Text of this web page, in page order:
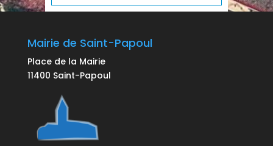
Mairie de Saint-Papoul
Place de la Mairie
11400 Saint-Papoul